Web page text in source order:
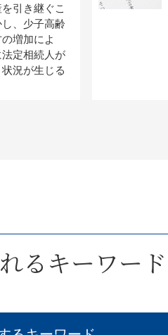
引き継ぐこ
、少子高齢
増加によ
定相続人が
況が生じる
るキーワード